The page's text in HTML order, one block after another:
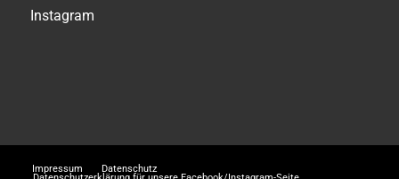
Instagram
Impressum Datenschutz